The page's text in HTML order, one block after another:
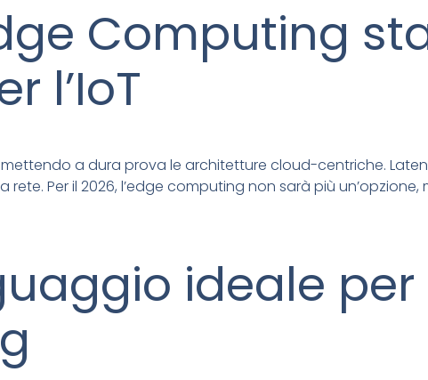
Computing
l’IoT
mettendo a dura prova le architetture cloud-centriche.
rete. Per il 2026, l’edge computing non sarà più
ideale per